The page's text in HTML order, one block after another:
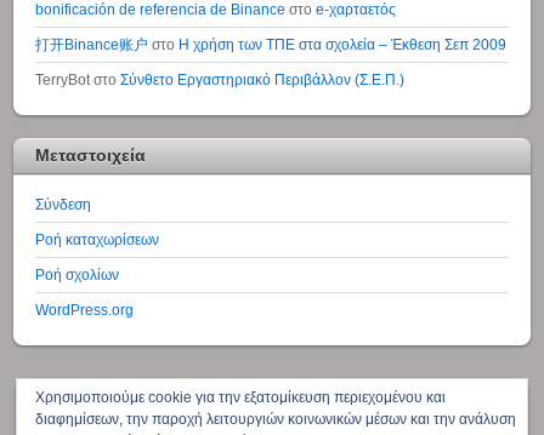
bonificación de referencia de Binance στοe-χαρταετός
打开Binance账户 στο Η χρήση των ΤΠΕ στα σχολεία – Έκθεση Σεπ 2009
TerryBot στοΣύνθετο Εργαστηριακό Περιβάλλον (Σ.Ε.Π.)
Μεταστοιχεία
Σύνδεση
Ροή καταχωρίσεων
Ροή σχολίων
WordPress.org
↑
Χρησιμοποιούμε cookie για την εξατομίκευση περιεχομένου και
διαφημίσεων, την παροχή λειτουργιών κοινωνικών μέσων και την ανάλυση